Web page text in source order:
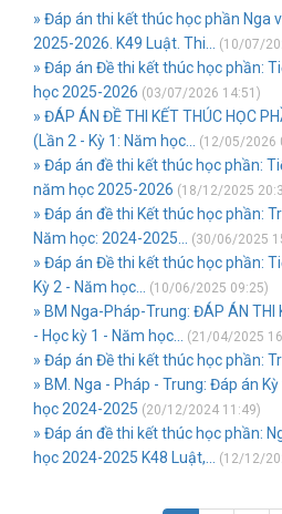
» Đáp án thi kết thúc học phần Nga
2025-2026. K49 Luật. Thi...
(10/07/
» Đáp án Đề thi kết thúc học phần:
học 2025-2026 (03/07/2026 14:51)
» ĐÁP ÁN ĐỀ THI KẾT THÚC HỌC
(Lần 2 - Kỳ 1: Năm học...
(12/05/2026
» Đáp án đề thi kết thúc học phần:
năm học 2025-2026 (18/12/2025
» Đáp án đề thi Kết thúc học phần:
Năm học: 2024-2025...
(30/06/2025
» Đáp án Đề thi kết thúc học phần:
Kỳ 2 - Năm học...
(10/06/2025 09:25)
» BM Nga-Pháp-Trung: ĐÁP ÁN THI
- Học kỳ 1 - Năm học...
(21/04/2025
» Đáp án Đề thi kết thúc học phần:
» BM. Nga - Pháp - Trung: Đáp án
học 2024-2025 (20/12/2024 11:49)
» Đáp án đề thi kết thúc học phần:
học 2024-2025 K48 Luật,...
(12/12/